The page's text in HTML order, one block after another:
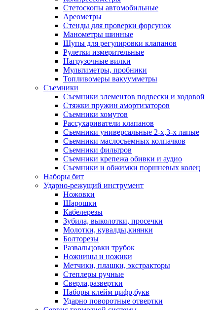
Стетоскопы автомобильные
Ареометры
Стенды для проверки форсунок
Манометры шинные
Щупы для регулировки клапанов
Рулетки измерительные
Нагрузочные вилки
Мультиметры, пробники
Топливомеры вакуумметры
Съемники
Съемники элементов подвески и ходовой
Стяжки пружин амортизаторов
Съемники хомутов
Рассухариватели клапанов
Съемники универсальные 2-х,3-х лапые
Съемники маслосъемных колпачков
Съемники фильтров
Съемники крепежа обивки и аудио
Съемники и обжимки поршневых колец
Наборы бит
Ударно-режущий инструмент
Ножовки
Шарошки
Кабелерезы
Зубила, выколотки, просечки
Молотки, кувалды,киянки
Болторезы
Развальцовки трубок
Ножницы и ножики
Метчики, плашки, экстракторы
Степлеры ручные
Сверла,развертки
Наборы клейм цифр,букв
Ударно поворотные отвертки